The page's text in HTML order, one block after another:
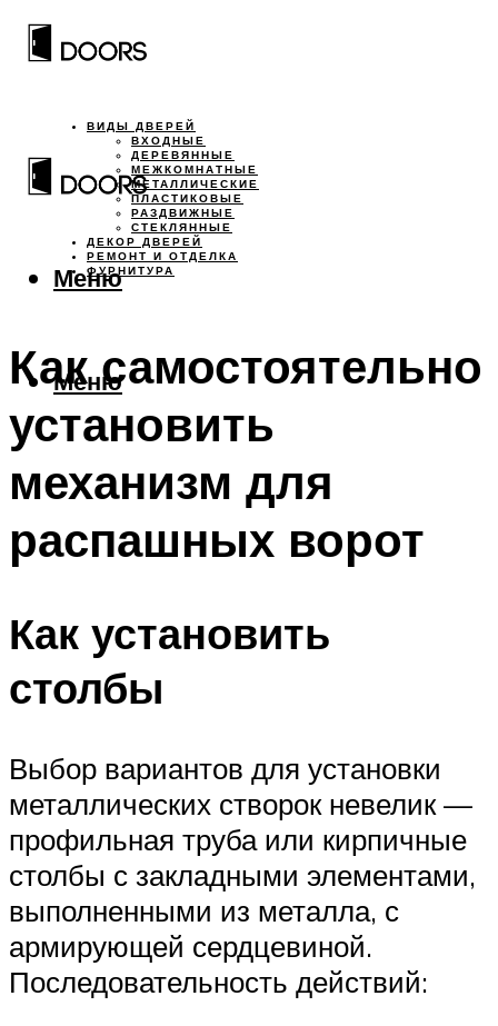
ВИДЫ ДВЕРЕЙ
ВХОДНЫЕ
ДЕРЕВЯННЫЕ
МЕЖКОМНАТНЫЕ
МЕТАЛЛИЧЕСКИЕ
ПЛАСТИКОВЫЕ
РАЗДВИЖНЫЕ
СТЕКЛЯННЫЕ
ДЕКОР ДВЕРЕЙ
РЕМОНТ И ОТДЕЛКА
ФУРНИТУРА
Меню
Меню
Как самостоятельно
установить
механизм для
распашных ворот
Как установить
столбы
Выбор вариантов для установки
металлических створок невелик —
профильная труба или кирпичные
столбы с закладными элементами,
выполненными из металла, с
армирующей сердцевиной.
Последовательность действий: